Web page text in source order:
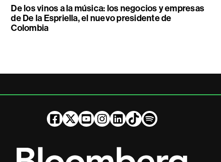
De los vinos a la música: los negocios y empresas
de De la Espriella, el nuevo presidente de
Colombia